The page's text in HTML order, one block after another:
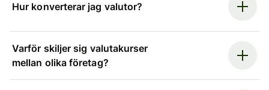
Hur konverterar jag valutor?
Varför skiljer sig valutakurser
mellan olika företag?